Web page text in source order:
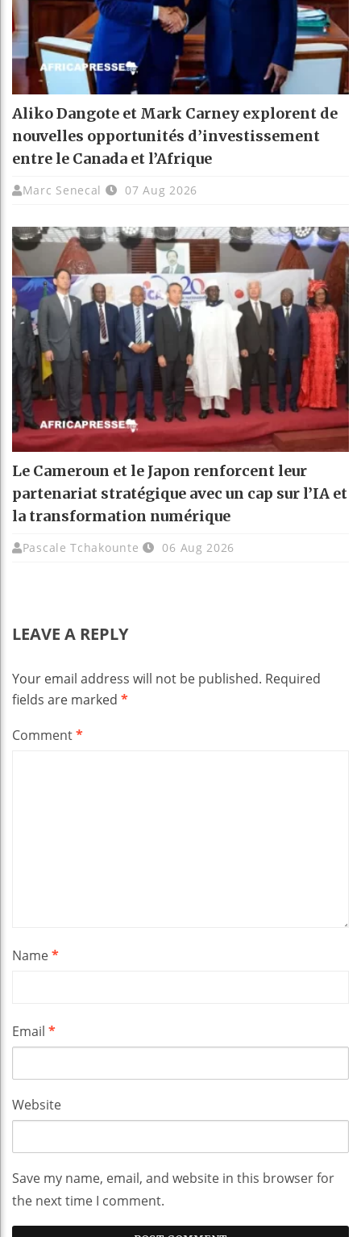
Aliko Dangote et Mark Carney explorent de
nouvelles opportunités d’investissement
entre le Canada et l’Afrique
Marc Senecal 07 Aug 2026
Le Cameroun et le Japon renforcent leur
partenariat stratégique avec un cap sur l’IA et
la transformation numérique
Pascale Tchakounte 06 Aug 2026
LEAVE A REPLY
Your email address will not be published. Required
fields are marked *
Comment*
Name*
Email *
Website
Save my name, email, and website in this browser for
the next time I comment.